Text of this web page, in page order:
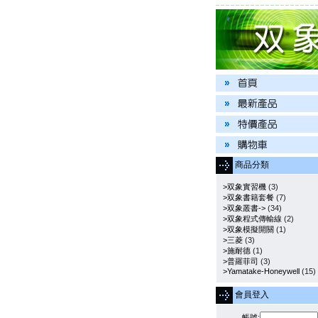
商品分類
>双象實習機(3)
>双象書籍套餐(7)
>双象叢書->(34)
>双象程式傳輸線 (2)
>双象模擬開關(1)
>三菱(3)
>施耐德(1)
>普羅菲司 (3)
>Yamatake-Honeywell(15)
會員登入